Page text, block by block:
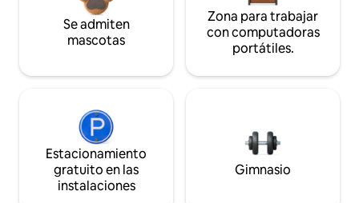
Se admiten
mascotas
Zona para trabajar
con computadoras
portátiles.
Estacionamiento
gratuito en las
instalaciones
Gimnasio